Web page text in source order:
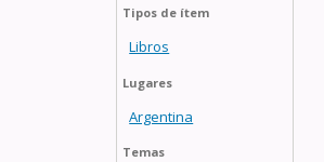
Tipos de ítem
Libros
Lugares
Argentina
Temas